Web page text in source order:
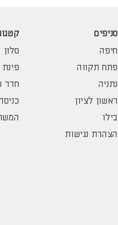
סניפים
חיפה
פתח תקווה
נתניה
ראשון לציון
בילו
הצהרת נגישות
סלון
חדר